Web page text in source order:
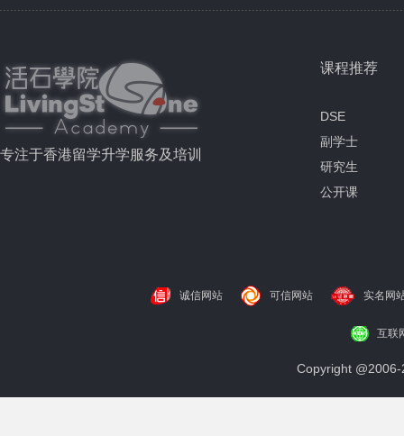
专注于香港留学升学服务及培训
课程推荐
DSE
副学士
研究生
公开课
诚信网站 可信网站 实名网
互联
Copyright